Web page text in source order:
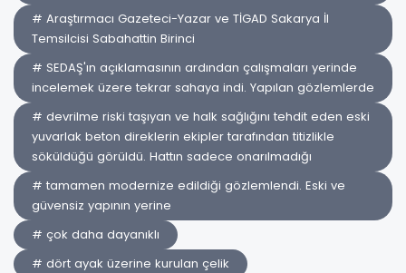
# Araştırmacı Gazeteci-Yazar ve TİGAD Sakarya İl
Temsilcisi Sabahattin Birinci
# SEDAŞ'ın açıklamasının ardından çalışmaları yerinde
incelemek üzere tekrar sahaya indi. Yapılan gözlemlerde
# devrilme riski taşıyan ve halk sağlığını tehdit eden eski
yuvarlak beton direklerin ekipler tarafından titizlikle
söküldüğü görüldü. Hattın sadece onarılmadığı
# tamamen modernize edildiği gözlemlendi. Eski ve
güvensiz yapının yerine
# çok daha dayanıklı
# dört ayak üzerine kurulan çelik